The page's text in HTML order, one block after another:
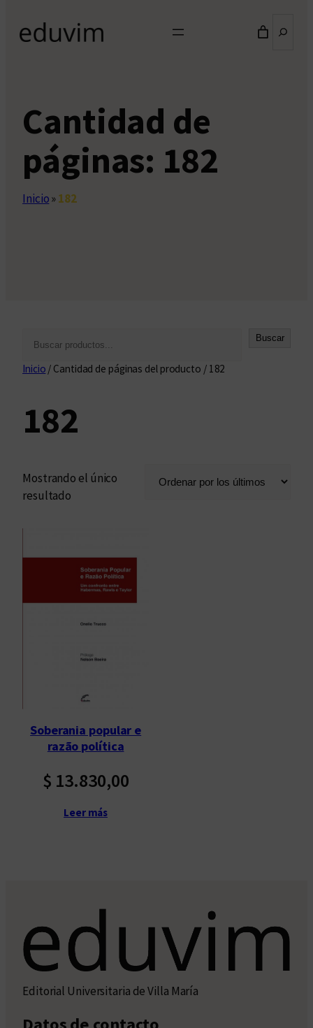
Cantidad de
páginas: 182
Inicio»182
s
Buscar
Inicio / Cantidad de páginas del producto / 182
182
Mostrando el único
resultado
Soberania popular e
razão política
$ 13.830,00
Leer más
Editorial Universitaria de Villa María